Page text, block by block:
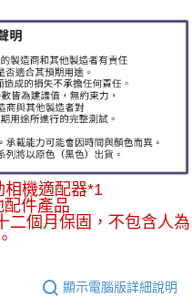
機適配器*1
配件產品
二個月保固，不包含人為
顯示電腦版詳細說明